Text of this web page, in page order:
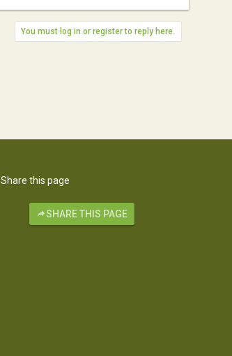
You must log in or register to reply here.
Share this page
SHARE THIS PAGE